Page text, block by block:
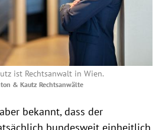
ist Rechtsanwalt in Wien.
& Kautz Rechtsanwälte
bekannt, dass der